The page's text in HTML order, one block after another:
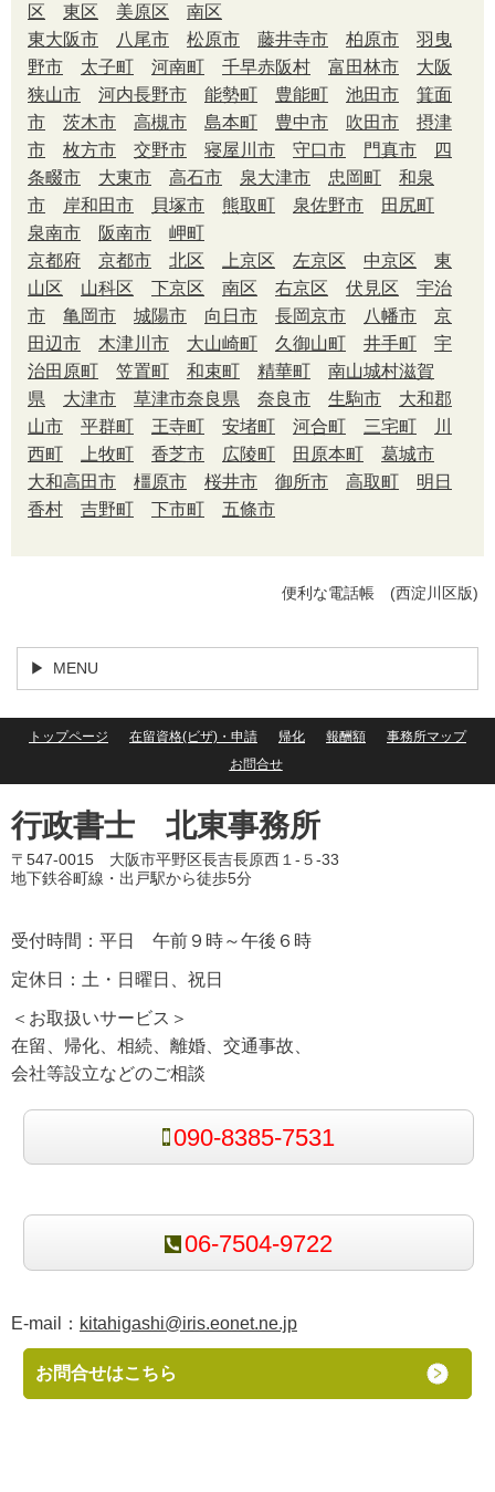
区
東区 美原区
南区
東大阪市
八尾市 松原市 藤井寺市 柏原市
羽曳
野市
太子町 河南町 千早赤阪村 富田林市
大阪
狭山市
河内長野市 能勢町 豊能町 池田市
箕面
市
茨木市 高槻市 島本町 豊中市 吹田市
摂津
市
枚方市 交野市 寝屋川市 守口市 門真市
四
条畷市
大東市 高石市 泉大津市 忠岡町
和泉
市
岸和田市 貝塚市 熊取町 泉佐野市
田尻町
泉南市
阪南市
岬町
京都府
京都市 北区 上京区 左京区 中京区
東
山区
山科区 下京区 南区 右京区 伏見区
宇治
市
亀岡市 城陽市 向日市 長岡京市 八幡市
京
田辺市
木津川市 大山崎町 久御山町 井手町
宇
治田原町
笠置町 和束町 精華町 南山城村滋賀
県
大津市 草津市奈良県 奈良市 生駒市
大和郡
山市
平群町 王寺町 安堵町 河合町 三宅町
川
西町
上牧町 香芝市 広陵町 田原本町
葛城市
大和高田市
橿原市 桜井市 御所市 高取町
明日
香村
吉野町 下市町 五條市
便利な電話帳 (西淀川区版)
MENU
トップページ 在留資格(ビザ)・申請 帰化 報酬額
事務所マップ
お問合せ
行政書士 北東事務所
〒547-0015 大阪市平野区長吉長原西１-５-33
地下鉄谷町線・出戸駅から徒歩5分
受付時間：平日 午前９時～午後６時
定休日：土・日曜日、祝日
＜お取扱いサービス＞
在留、帰化、相続、離婚、交通事故、
会社等設立などのご相談
090-8385-7531
06-7504-9722
E-mail： kitahigashi@iris.eonet.ne.jp
お問合せはこちら